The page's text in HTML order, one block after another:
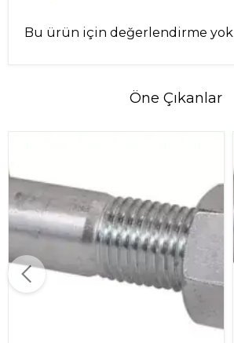
Bu ürün için değerlendirme yok
Öne Çıkanlar